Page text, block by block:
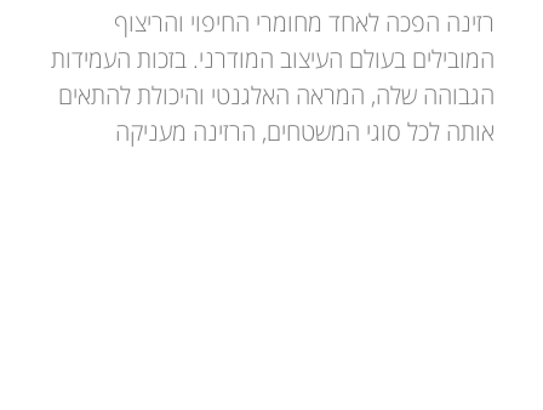
רזינה הפכה לאחד מחומרי החיפוי והריצוף
המובילים בעולם העיצוב המודרני. בזכות העמידות
הגבוהה שלה, המראה האלגנטי והיכולת להתאים
אותה לכל סוגי המשטחים, הרזינה מעניקה